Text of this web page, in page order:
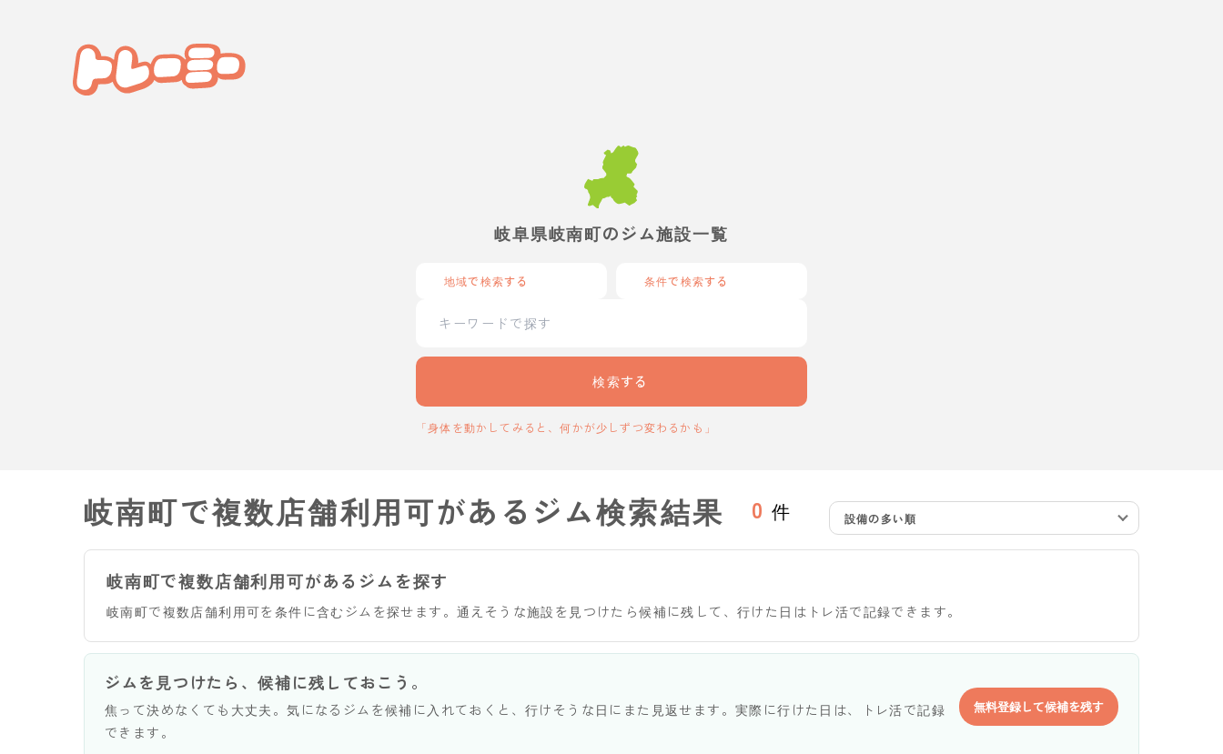
岐阜県岐南町のジム施設一覧
地域で検索する 条件で検索する
検索する
「身体を動かしてみると、何かが少しずつ変わるかも」
岐南町で複数店舗利用可があるジム検索結果 0 件 設備の多い順
岐南町で複数店舗利用可があるジムを探す
岐南町で複数店舗利用可を条件に含むジムを探せます。通えそうな施設を見つけたら候補に残して、行けた日はトレ活で記録できます。
ジムを見つけたら、候補に残しておこう。
焦って決めなくても大丈夫。気になるジムを候補に入れておくと、行けそうな日にまた見返せます。実際に行けた日は、トレ活で記録
できます。
無料登録して候補を残す